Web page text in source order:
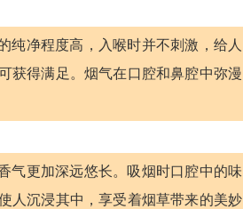
纯净程度高，入喉时并不刺激，给人
获得满足。烟气在口腔和鼻腔中弥漫
气更加深远悠长。吸烟时口腔中的味
人沉浸其中，享受着烟草带来的美妙